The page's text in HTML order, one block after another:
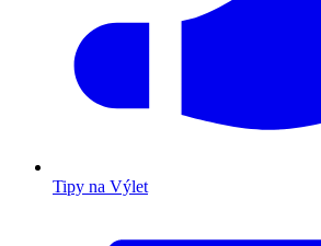
Tipy na Výlet